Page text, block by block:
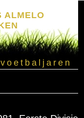
ALMELO